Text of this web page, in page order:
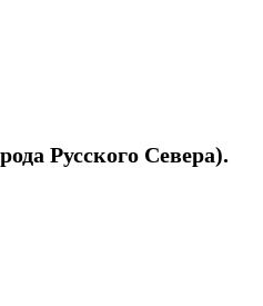
Русского Севера).